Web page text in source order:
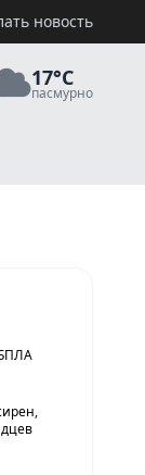
новость
17°C
пасмурно